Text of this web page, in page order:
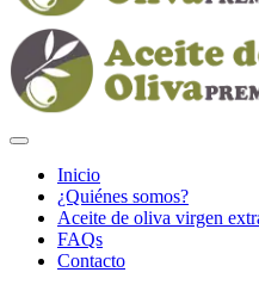
Inicio
¿Quiénes somos?
Aceite de oliva virgen
FAQs
Contacto